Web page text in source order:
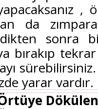
,
da
bırakıp
yarar vardır.